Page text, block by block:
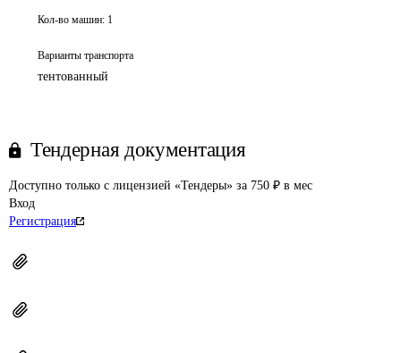
Кол-во машин: 1
Варианты транспорта
тентованный
Тендерная документация
Доступно только с лицензией «Тендеры» за 750 ₽ в мес
Вход
Регистрация